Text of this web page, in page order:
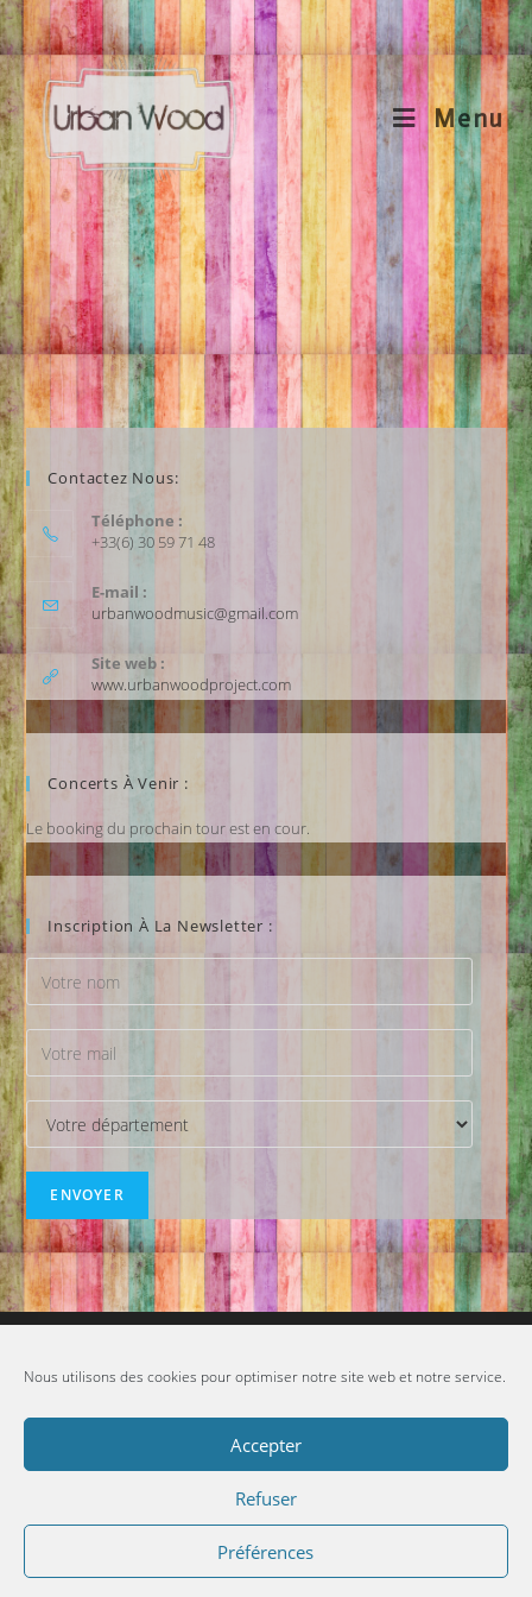
Nous utilisons des cookies pour optimiser notre site web et notre service.
Accepter
Refuser
Préférences
Menu
Contactez Nous:
Téléphone :
+33(6) 30 59 71 48
E-mail :
urbanwoodmusic@gmail.com
Site web :
www.urbanwoodproject.com
Concerts À Venir :
Le booking du prochain tour est en cour.
Inscription À La Newsletter :
Copyright - OceanWP Theme by OceanWP